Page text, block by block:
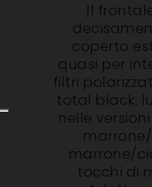
Il
coperto
quasi per
filtri
total black,
nelle
marrone/
tocchi di